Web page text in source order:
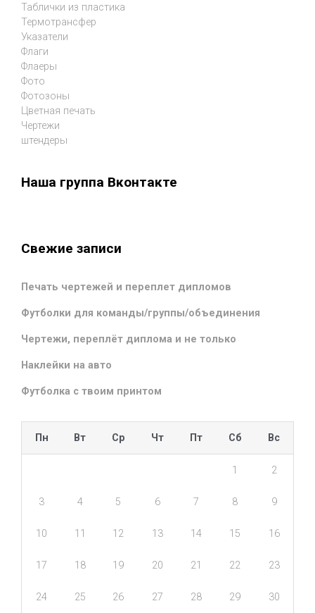
Таблички из пластика
Термотрансфер
Указатели
Флаги
Флаеры
Фото
Фотозоны
Цветная печать
Чертежи
штендеры
Наша группа Вконтакте
Свежие записи
Печать чертежей и переплет дипломов
Футболки для команды/группы/объединения
Чертежи, переплёт диплома и не только
Наклейки на авто
Футболка с твоим принтом
Пн Вт Ср Чт Пт Сб Вс
1 2
3 4 5 6 7 8 9
10 11 12 13 14 15 16
17 18 19 20 21 22 23
24 25 26 27 28 29 30